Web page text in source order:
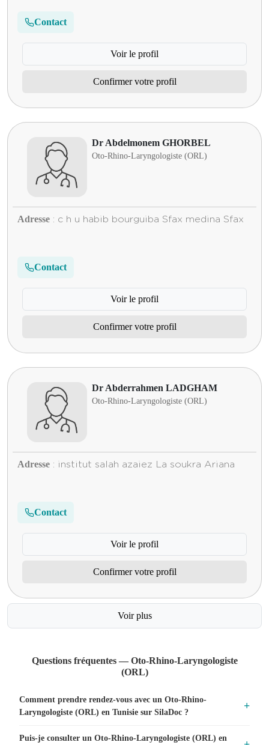
Contact
Voir le profil
Confirmer votre profil
Dr Abdelmonem GHORBEL
Oto-Rhino-Laryngologiste (ORL)
Adresse : c h u habib bourguiba Sfax medina Sfax
Contact
Voir le profil
Confirmer votre profil
Dr Abderrahmen LADGHAM
Oto-Rhino-Laryngologiste (ORL)
Adresse : institut salah azaiez La soukra Ariana
Contact
Voir le profil
Confirmer votre profil
Voir plus
Questions fréquentes — Oto-Rhino-Laryngologiste
(ORL)
Comment prendre rendez-vous avec un Oto-Rhino-
Laryngologiste (ORL) en Tunisie sur SilaDoc ?
Puis-je consulter un Oto-Rhino-Laryngologiste (ORL) en